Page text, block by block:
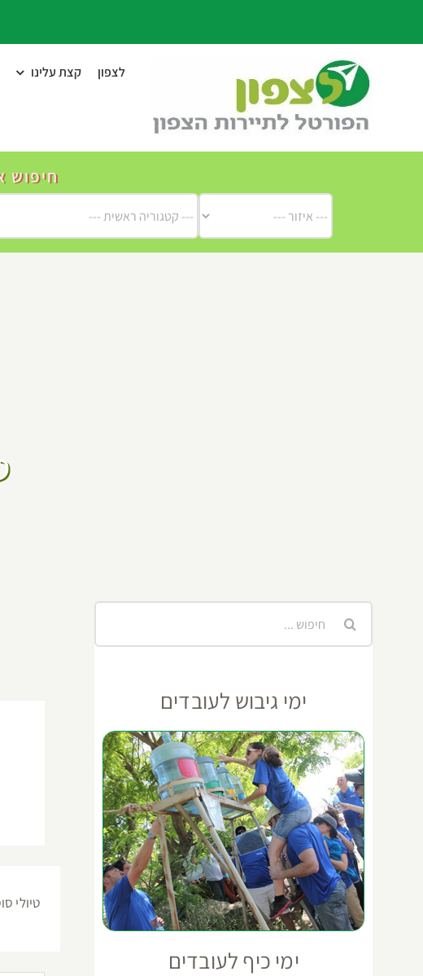
לצפון קצת עלינו
חיפוש
טיולי
ימי גיבוש לעובדים
ימי כיף לעובדים